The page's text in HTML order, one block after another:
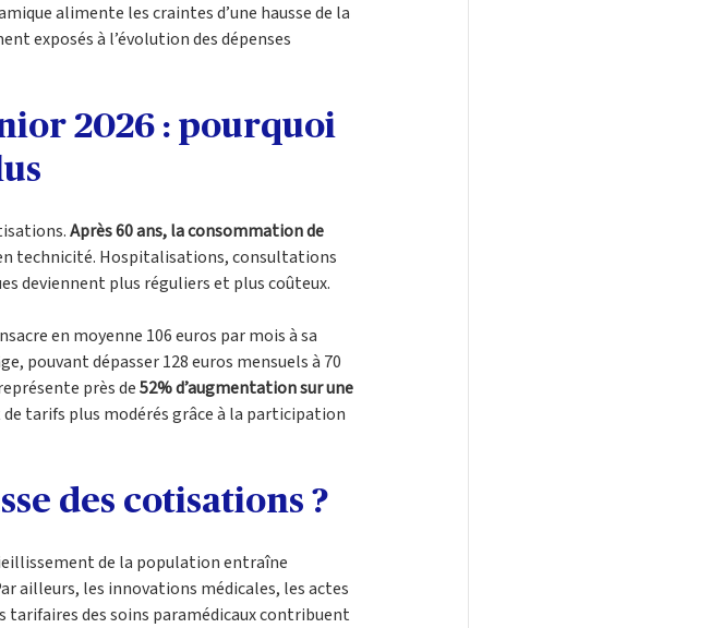
alimente les craintes d’une hausse de la
exposés à l’évolution des dépenses
2026 : pourquoi
Après 60 ans, la consommation de
technicité. Hospitalisations, consultations
deviennent plus réguliers et plus coûteux.
en moyenne 106 euros par mois à sa
pouvant dépasser 128 euros mensuels à 70
près de 52% d’augmentation sur une
tarifs plus modérés grâce à la participation
des cotisations ?
de la population entraîne
ailleurs, les innovations médicales, les actes
des soins paramédicaux contribuent